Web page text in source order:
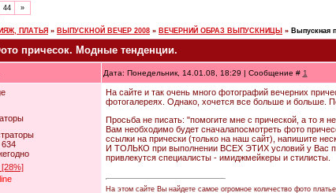
44 »
ПЛАТЬЯ » ВЫПУСКНОЙ ВЕЧЕР 2008 » ВЕЧЕРНИЙ ОБРАЗ ВЫПУСКНИЦЫ » Выпускная
причесок. Модные тенденции.
Дата: Понедельник, 14.01.08, 18:29 | Сообщение # 1
634
[28%]
На сайте и так очень много фотографий вечерних
фотогалереях. Однако, хочется все больше и больше.
Просьба не писать: "помогите мне с прической, а то я
Вам необходимо будет сначалапосмотреть фото
ссылки на прически (только на наш сайт), напишите
И ТОЛЬКО при выполнении ВСЕХ ЭТИХ условий у Вас
привлекутся специалисты - имиджмейкеры и стилисты.
На этом сайте Вы найдете самое огромное количество фото